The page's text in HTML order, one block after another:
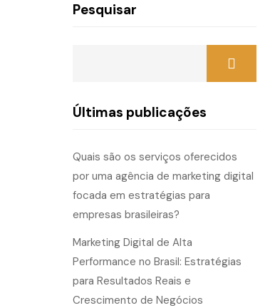
Pesquisar
Últimas publicações
Quais são os serviços oferecidos
por uma agência de marketing digital
focada em estratégias para
empresas brasileiras?
Marketing Digital de Alta
Performance no Brasil: Estratégias
para Resultados Reais e
Crescimento de Negócios